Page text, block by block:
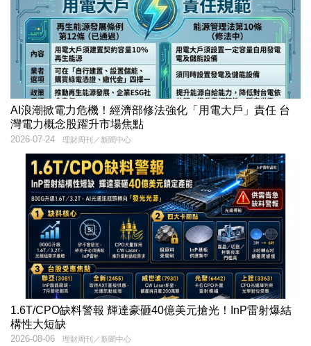
AI浪潮掀電力危機！經濟部修法強化「用電大戶」責任 台
灣電力概念股躍升市場焦點
理財周刊／新聞中心
2026-07-24
1.6T/CPO缺料警報 輝達豪砸40億美元搶光！InP雷射爆結
構性大短缺
理財周刊／新聞中心
2026-08-06